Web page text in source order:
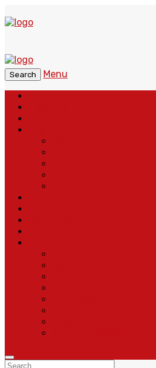
Search
Menu